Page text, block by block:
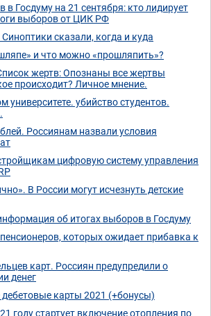
в Госдуму на 21 сентября: кто лидирует
выборов от ЦИК РФ
сказали, когда и куда
и что можно «прошляпить»?
жертв: Опознаны все жертвы
происходит? Личное мнение.
университете. убийство студентов.
Россиянам назвали условия
цифровую систему управления
В России могут исчезнуть детские
об итогах выборов в Госдуму
которых ожидает прибавка к
карт. Россиян предупредили о
денег
карты 2021 (+бонусы)
году стартует включение отопления по